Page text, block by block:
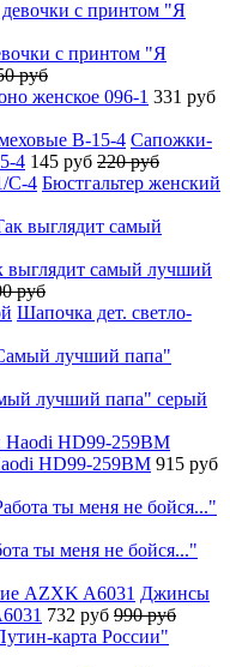
с принтом "Я
руб
женское 096-1 331 руб
Сапожки-
4 145 руб 220 руб
Бюстгальтер женский
выглядит самый лучший
руб
Шапочка дет. светло-
лучший папа" серый
HD99-259BM 915 руб
ты меня не бойся..."
Джинсы
732 руб 990 руб